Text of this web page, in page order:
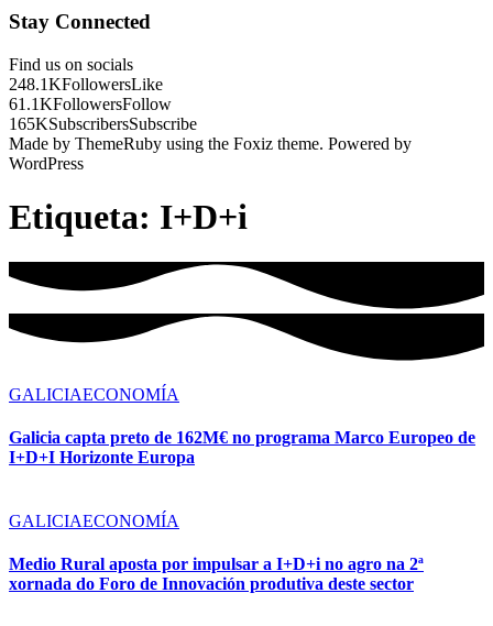
Stay Connected
Find us on socials
248.1KFollowersLike
61.1KFollowersFollow
165KSubscribersSubscribe
Made by ThemeRuby using the Foxiz theme. Powered by
WordPress
Etiqueta: I+D+i
GALICIAECONOMÍA
Galicia capta preto de 162M€ no programa Marco Europeo de
I+D+I Horizonte Europa
GALICIAECONOMÍA
Medio Rural aposta por impulsar a I+D+i no agro na 2ª
xornada do Foro de Innovación produtiva deste sector